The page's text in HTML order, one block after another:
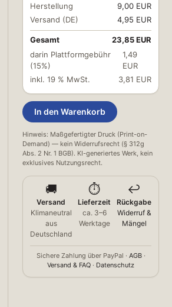
Herstellung
9,00 EUR
Versand (DE)
4,95 EUR
Gesamt
23,85 EUR
darin Plattformgebühr
(15%)
1,49
EUR
inkl. 19 % MwSt.
3,81 EUR
In den Warenkorb
Hinweis: Maßgefertigter Druck (Print-on-
Demand) — kein Widerrufsrecht (§ 312g
Abs. 2 Nr. 1 BGB). KI-generiertes Werk, kein
exklusives Nutzungsrecht.
🚚
Versand
Klimaneutral
aus
Deutschland
⏱️
Lieferzeit
ca. 3–6
Werktage
↩️
Rückgabe
Widerruf &
Mängel
Sichere Zahlung über PayPal · AGB·
Versand & FAQ · Datenschutz